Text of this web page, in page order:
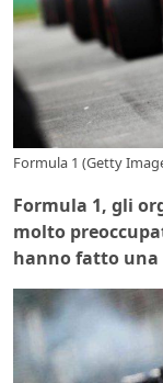
Formula 1 (Getty
Formula 1, gli
molto
hanno fatto una